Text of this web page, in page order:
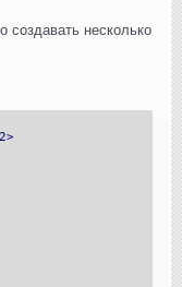
несколько